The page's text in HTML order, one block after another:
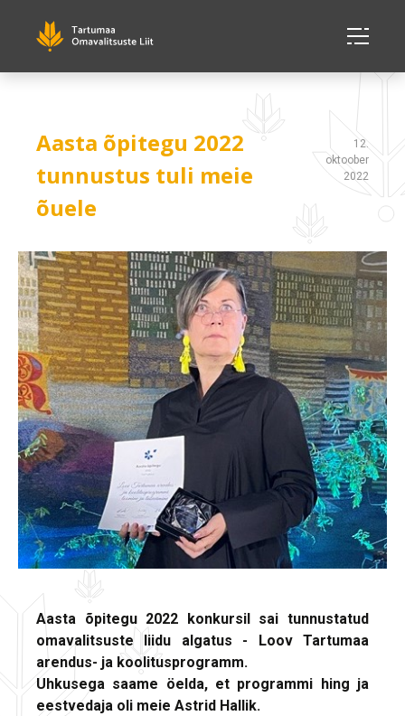
Aasta õpitegu 2022
tunnustus tuli meie
õuele
12.
oktoober
2022
Aasta õpitegu 2022 konkursil sai tunnustatud
omavalitsuste liidu algatus - Loov Tartumaa
arendus- ja koolitusprogramm.
Uhkusega saame öelda, et programmi hing ja
eestvedaja oli meie Astrid Hallik.